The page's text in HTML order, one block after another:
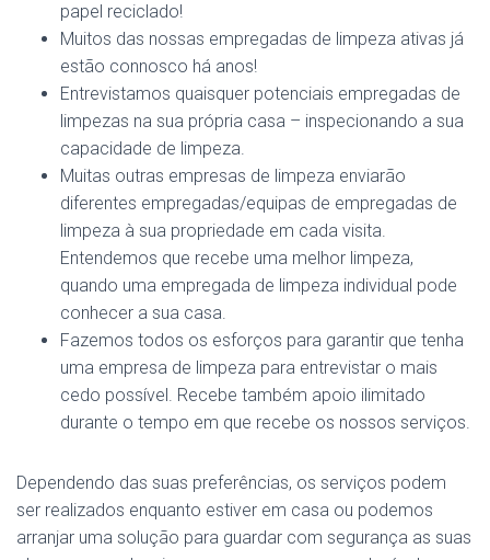
papel reciclado!
Muitos das nossas empregadas de limpeza ativas já
estão connosco há anos!
Entrevistamos quaisquer potenciais empregadas de
limpezas na sua própria casa – inspecionando a sua
capacidade de limpeza.
Muitas outras empresas de limpeza enviarão
diferentes empregadas/equipas de empregadas de
limpeza à sua propriedade em cada visita.
Entendemos que recebe uma melhor limpeza,
quando uma empregada de limpeza individual pode
conhecer a sua casa.
Fazemos todos os esforços para garantir que tenha
uma empresa de limpeza para entrevistar o mais
cedo possível. Recebe também apoio ilimitado
durante o tempo em que recebe os nossos serviços.
Dependendo das suas preferências, os serviços podem
ser realizados enquanto estiver em casa ou podemos
arranjar uma solução para guardar com segurança as suas